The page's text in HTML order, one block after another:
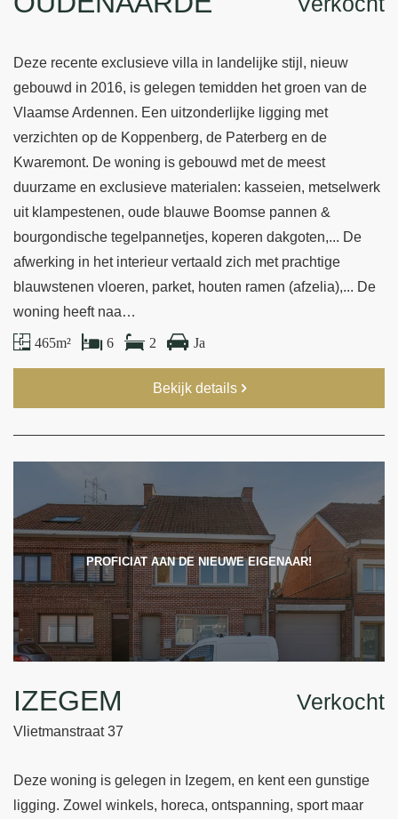
Deze recente exclusieve villa in landelijke stijl, nieuw
gebouwd in 2016, is gelegen temidden het groen van de
Vlaamse Ardennen. Een uitzonderlijke ligging met
verzichten op de Koppenberg, de Paterberg en de
Kwaremont. De woning is gebouwd met de meest
duurzame en exclusieve materialen: kasseien, metselwerk
uit klampestenen, oude blauwe Boomse pannen &
bourgondische tegelpannetjes, koperen dakgoten,... De
afwerking in het interieur vertaald zich met prachtige
blauwstenen vloeren, parket, houten ramen (afzelia),... De
woning heeft naa…
465 m² 6 2 Ja
Bekijk details
PROFICIAT AAN DE NIEUWE EIGENAAR!
IZEGEM
Vlietmanstraat 37
Verkocht
Deze woning is gelegen in Izegem, en kent een gunstige
ligging. Zowel winkels, horeca, ontspanning, sport maar